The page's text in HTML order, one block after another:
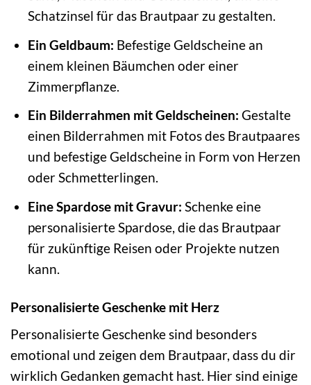
Schatzinsel für das Brautpaar zu gestalten.
Ein Geldbaum: Befestige Geldscheine an
einem kleinen Bäumchen oder einer
Zimmerpflanze.
Ein Bilderrahmen mit Geldscheinen: Gestalte
einen Bilderrahmen mit Fotos des Brautpaares
und befestige Geldscheine in Form von Herzen
oder Schmetterlingen.
Eine Spardose mit Gravur: Schenke eine
personalisierte Spardose, die das Brautpaar
für zukünftige Reisen oder Projekte nutzen
kann.
Personalisierte Geschenke mit Herz
Personalisierte Geschenke sind besonders
emotional und zeigen dem Brautpaar, dass du dir
wirklich Gedanken gemacht hast. Hier sind einige